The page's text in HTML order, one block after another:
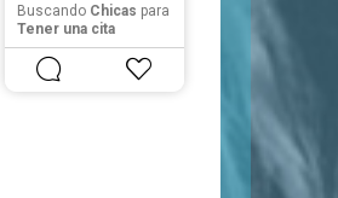
Buscando Chicas para
Tener una cita